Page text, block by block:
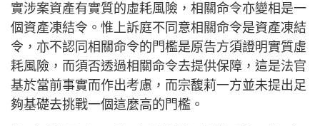
實涉案資產有實質的虛耗風險，相關命令亦變相是一
個資產凍結令。惟上訴庭不同意相關命令是資產凍結
令，亦不認同相關命令的門檻是原告方須證明實質虛
耗風險，而須否透過相關命令去提供保障，這是法官
基於當前事實而作出考慮，而宗馥莉一方並未提出足
夠基礎去挑戰一個這麼高的門檻。